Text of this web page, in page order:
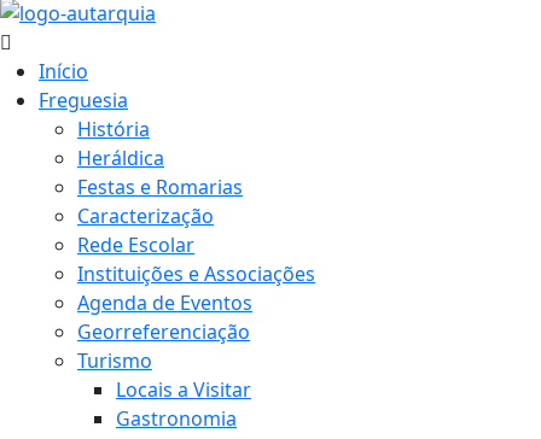
Início
Freguesia
História
Heráldica
Festas e Romarias
Caracterização
Rede Escolar
Instituições e Associações
Agenda de Eventos
Georreferenciação
Turismo
Locais a Visitar
Gastronomia